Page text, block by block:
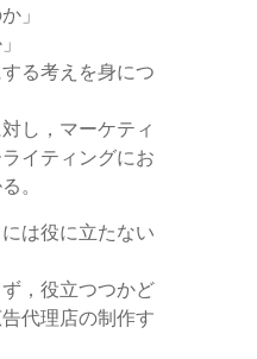
」
る考えを身につ
し，マーケティ
イティングにお
。
は役に立たない
，役立つつかど
代理店の制作す